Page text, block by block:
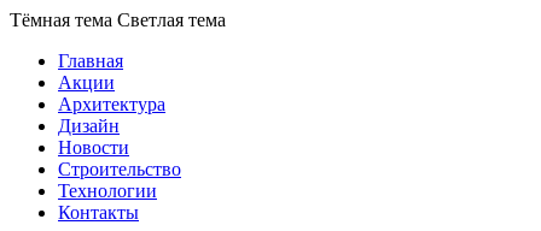
Тёмная тема Светлая тема
Главная
Акции
Архитектура
Дизайн
Новости
Строительство
Технологии
Контакты